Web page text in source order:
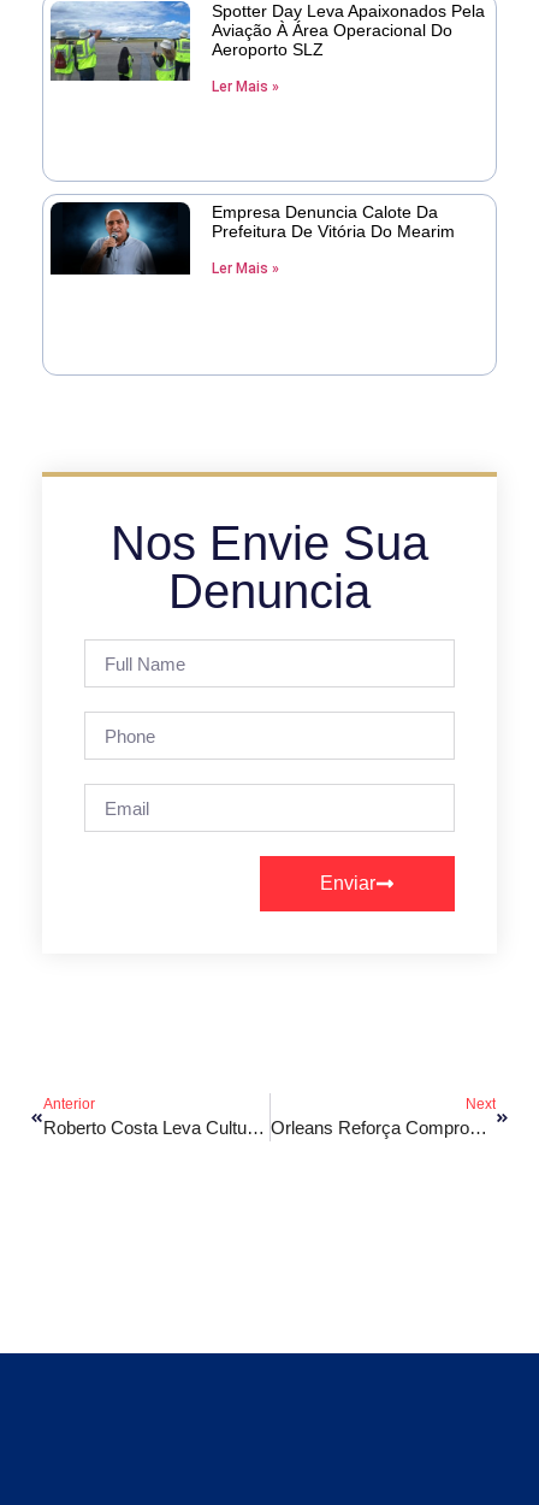
Spotter Day Leva Apaixonados Pela
Aviação À Área Operacional Do
Aeroporto SLZ
Ler Mais »
Empresa Denuncia Calote Da
Prefeitura De Vitória Do Mearim
Ler Mais »
Nos Envie Sua
Denuncia
Enviar
Anterior
Roberto Costa Leva Cultura E Emoção A Mais De Mil Alunos Da EJA Com Espetáculo Pão Com Ovo
Next
Orleans Reforça Compromisso Com Ampliação De Programas E O Avanço Da Educação